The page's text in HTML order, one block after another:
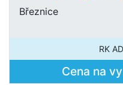
Březnice
RK
Cena na